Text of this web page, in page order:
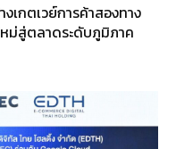
เกตเวย์การค้าสองทาง
หม่สู่ตลาดระดับภูมิภาค